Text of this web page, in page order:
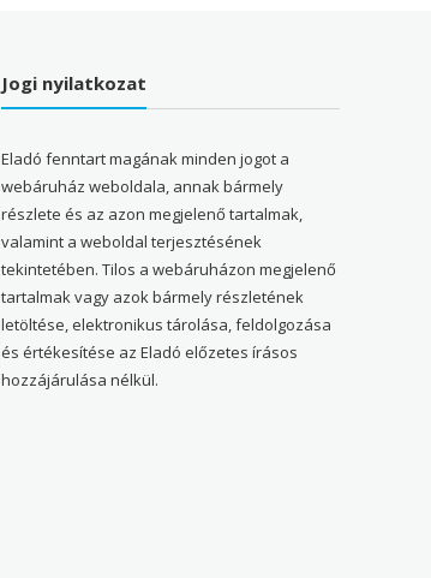
Jogi nyilatkozat
Eladó fenntart magának minden jogot a
webáruház weboldala, annak bármely
részlete és az azon megjelenő tartalmak,
valamint a weboldal terjesztésének
tekintetében. Tilos a webáruházon megjelenő
tartalmak vagy azok bármely részletének
letöltése, elektronikus tárolása, feldolgozása
és értékesítése az Eladó előzetes írásos
hozzájárulása nélkül.